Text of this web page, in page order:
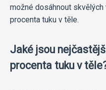
možné dosáhnout
procenta tuku v těle.
Jaké jsou
procenta tuku v